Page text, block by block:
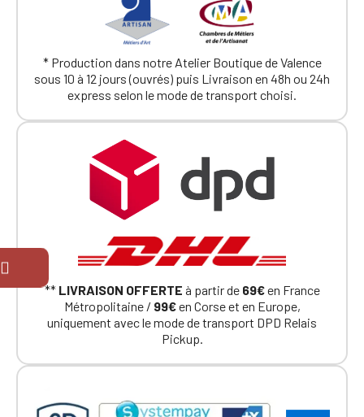
* Production dans notre Atelier Boutique de Valence
sous 10 à 12 jours (ouvrés) puis Livraison en 48h ou 24h
express selon le mode de transport choisi.
** LIVRAISON OFFERTE à partir de 69€en France
Métropolitaine / 99€en Corse et en Europe,
uniquement avec le mode de transport DPD Relais
Pickup.